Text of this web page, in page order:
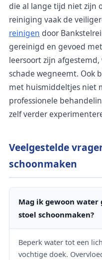
die al lange tijd niet zijn
reiniging vaak de
reinigen door
gereinigd en gevoed
leersoort zijn
schade wegneemt. Ook
met huismiddeltjes niet
professionele
zelf verder
Veelgestelde
schoonmaken
Mag ik gewoon
stoel schoonmaken?
Beperk water tot een
vochtige doek.